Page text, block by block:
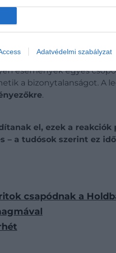
Adatvédelmi szabályzat
fekete lyuk
események egyes
a bizonytalanságot. A
.
el, ezek a
a tudósok szerint ez
csapódnak a